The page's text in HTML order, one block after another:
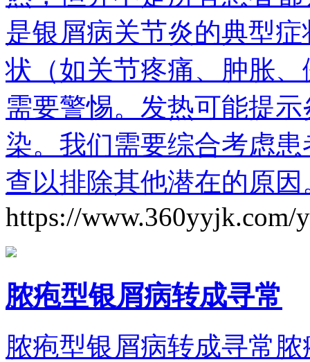
是银屑病关节炎的典型
状（如关节疼痛、肿胀
需要警惕。发热可能提
染。我们需要综合考虑
查以排除其他潜在的原
https://www.360yyjk.com/
脓疱型银屑病转成寻常
脓疱型银屑病转成寻常